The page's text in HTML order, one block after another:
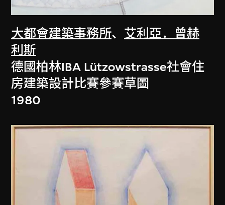
大都會建築事務所、 艾利亞．曾赫
利斯
德國柏林IBA Lützowstrasse社會住
房建築設計比賽參賽草圖
1980